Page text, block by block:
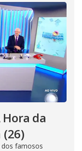
da
famosos